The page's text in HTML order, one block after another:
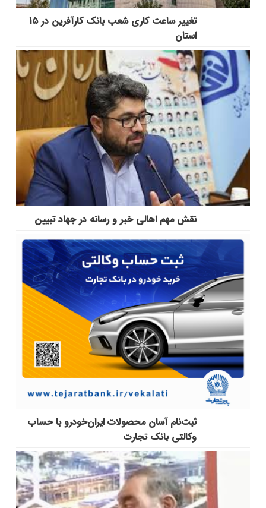
تغییر ساعت کاری شعب بانک کارآفرین در ۱۵
استان
نقش مهم اهالی خبر و رسانه در جهاد تبیین
ثبت‌نام آسان محصولات ایران‌خودرو با حساب
وکالتی بانک تجارت